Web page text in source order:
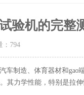
验机的完整
794
制造、体育器材和gao
其力学性能，特别是拉